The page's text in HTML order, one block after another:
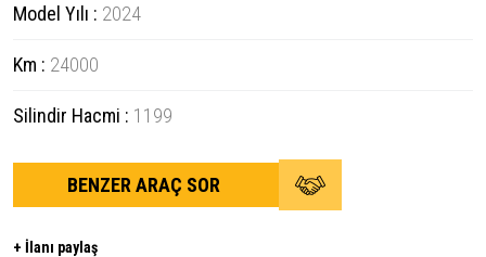
Model Yılı : 2024
Km : 24000
Silindir Hacmi : 1199
BENZER ARAÇ SOR
+ İlanı paylaş